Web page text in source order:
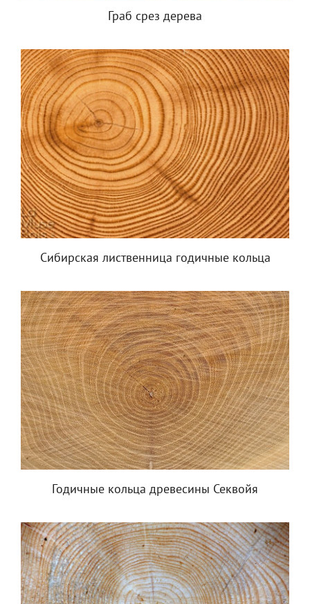
Граб срез дерева
Сибирская лиственница годичные кольца
Годичные кольца древесины Секвойя